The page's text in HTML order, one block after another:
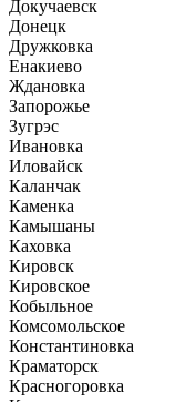
Докучаевск
Донецк
Дружковка
Енакиево
Ждановка
Запорожье
Зугрэс
Ивановка
Иловайск
Каланчак
Каменка
Камышаны
Каховка
Кировск
Кировское
Кобыльное
Комсомольское
Константиновка
Краматорск
Красногоровка